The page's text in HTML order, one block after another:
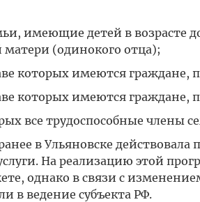
имеющие детей в возрасте
матери (одинокого отца);
которых имеются граждане,
которых имеются граждане,
все трудоспособные члены
в Ульяновске
На реализацию этой
однако в связи с
в ведение субъекта РФ.